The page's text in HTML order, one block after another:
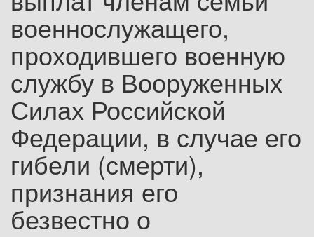
военнослужащего,
проходившего военную
службу в Вооруженных
Силах Российской
Федерации, в случае его
гибели (смерти),
признания его
безвестно о